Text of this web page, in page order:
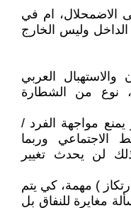
الاضمحلال، ام في
الداخل وليس الخارج
والاستهبال العربي
نوع من الشطارة
مواجهة الفرد /
الاجتماعي وربما
لن يحدث تغيير
) مهمة، كي يتم
مغايرة للنفاق بل